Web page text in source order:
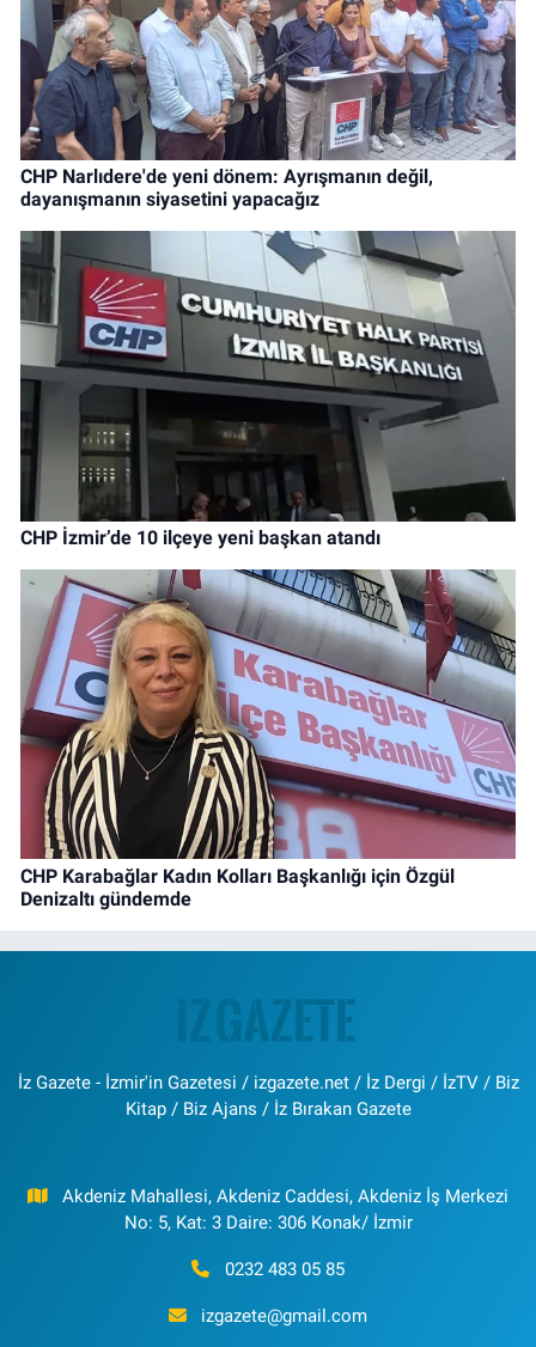
CHP Narlıdere'de yeni dönem: Ayrışmanın değil,
dayanışmanın siyasetini yapacağız
CHP İzmir’de 10 ilçeye yeni başkan atandı
CHP Karabağlar Kadın Kolları Başkanlığı için Özgül
Denizaltı gündemde
İz Gazete - İzmir'in Gazetesi / izgazete.net / İz Dergi / İzTV / Biz
Kitap / Biz Ajans / İz Bırakan Gazete
Akdeniz Mahallesi, Akdeniz Caddesi, Akdeniz İş Merkezi
No: 5, Kat: 3 Daire: 306 Konak/ İzmir
0232 483 05 85
izgazete@gmail.com